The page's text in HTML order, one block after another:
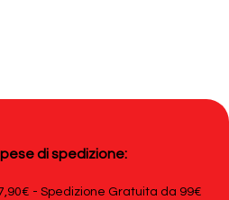
di spedizione:
- Spedizione Gratuita da 99€